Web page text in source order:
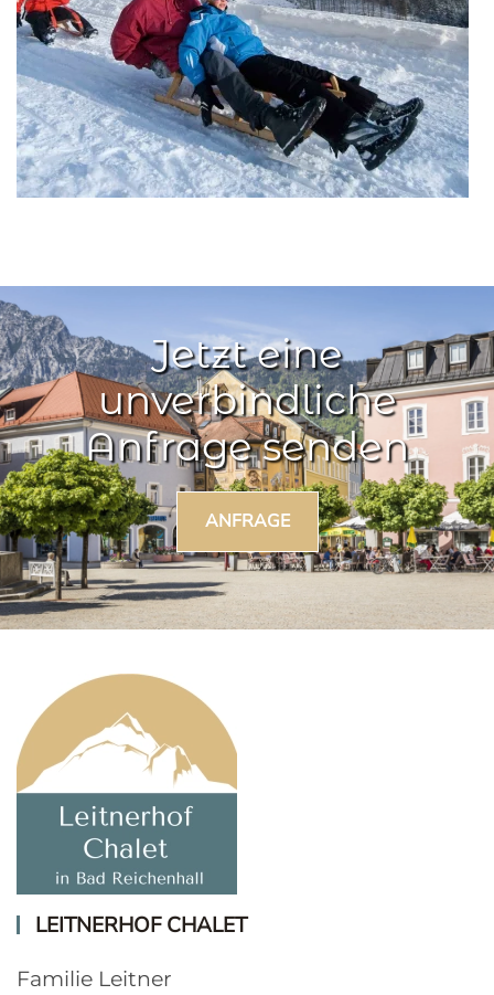
Jetzt eine
unverbindliche
Anfrage senden
ANFRAGE
LEITNERHOF CHALET
Familie Leitner